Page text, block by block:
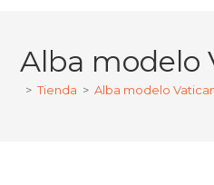
Alba modelo
> Tienda > Alba modelo